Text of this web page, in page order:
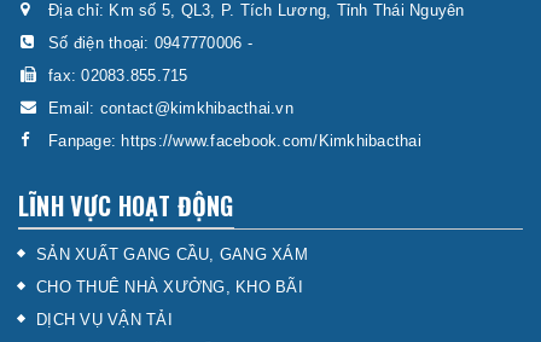
Địa chỉ: Km số 5, QL3, P. Tích Lương, Tỉnh Thái Nguyên
Số điện thoại: 0947770006 -
fax: 02083.855.715
Email: contact@kimkhibacthai.vn
Fanpage: https://www.facebook.com/Kimkhibacthai
LĨNH VỰC HOẠT ĐỘNG
SẢN XUẤT GANG CẦU, GANG XÁM
CHO THUÊ NHÀ XƯỞNG, KHO BÃI
DỊCH VỤ VẬN TẢI